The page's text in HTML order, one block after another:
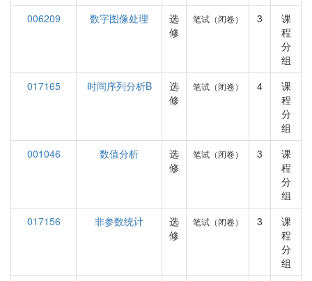
006209
数字图像处理
选
修
笔试（闭卷） 3
课
程
分
组
017165
时间序列分析B
选
修
笔试（闭卷） 4
课
程
分
组
001046
数值分析
选
修
笔试（闭卷） 3
课
程
分
组
017156
非参数统计
选
修
笔试（闭卷） 3
课
程
分
组